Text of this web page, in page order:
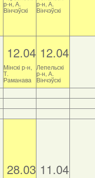
р-н, А.
Вінчэўскі
р-н, А.
Вінчэўскі
12.04
Мінскі р-н,
Т.
Раманава
12.04
Лепельскі
р-н, А.
Вінчэўскі
28.03 11.04